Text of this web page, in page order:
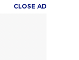
CLOSE AD